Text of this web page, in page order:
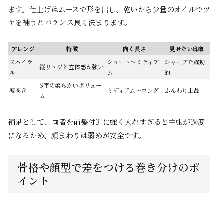
ます。仕上げはムースで形を出し、乾いたら少量のオイルでツ
ヤを補うとバランス良く決まります。
アレンジ 特徴 向く長さ
見せたい印象
スパイラ
ル
縦リッジと立体感が強い
ショート〜ミディア
ム
シャープで躍動
的
波巻き
S字の柔らかいボリュー
ム
ミディアム〜ロング ふんわり上品
補足として、両者を前髪付近に強く入れすぎると主張が過度
になるため、顔まわりは弱めが安全です。
骨格や顔型で差をつける巻き分けのポ
イント